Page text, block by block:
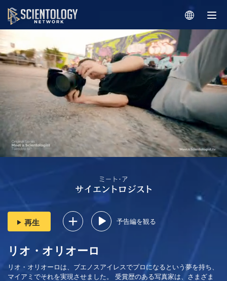
再生 予告編を観る
リオ・オリオーロ
リオ・オリオーロは、ブエノスアイレスでプロになるという夢を持ち、
マイアミでそれを実現させました。 受賞歴のある写真家は、さまざま